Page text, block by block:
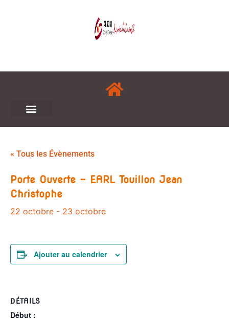
« Tous les Évènements
Porte Ouverte – EARL Touillon Jean
Christophe
22 octobre - 23 octobre
Ajouter au calendrier
DÉTAILS
Début :